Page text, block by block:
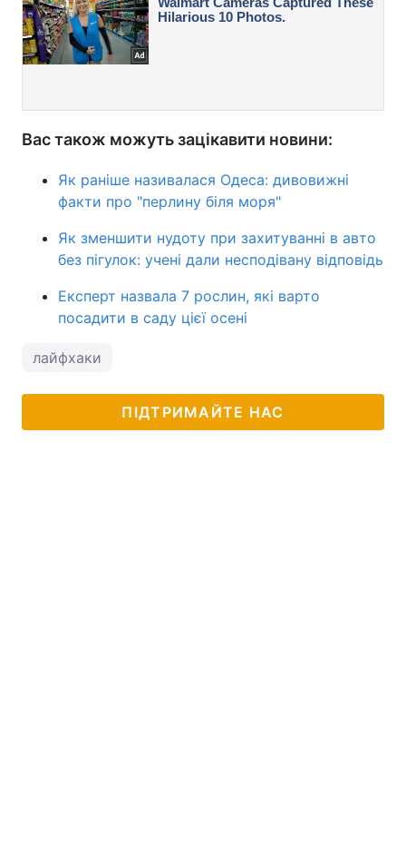
Вас також можуть зацікавити новини:
Як раніше називалася Одеса: дивовижні
факти про "перлину біля моря"
Як зменшити нудоту при захитуванні в авто
без пігулок: учені дали несподівану відповідь
Експерт назвала 7 рослин, які варто
посадити в саду цієї осені
лайфхаки
ПІДТРИМАЙТЕ НАС